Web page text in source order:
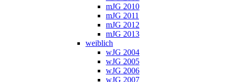
mJG 2010
mJG 2011
mJG 2012
mJG 2013
weiblich
wJG 2004
wJG 2005
wJG 2006
wJG 2007